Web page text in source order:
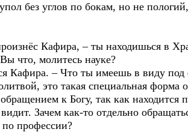
без углов по бокам, но не
Кафира, – ты находишься в
что, молитесь науке?
Кафира. – Что ты имеешь в виду под
это такая специальная форма
к Богу, так как находится
Зачем как-то отдельно
профессии?